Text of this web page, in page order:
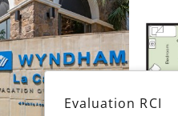
Evaluation RCI